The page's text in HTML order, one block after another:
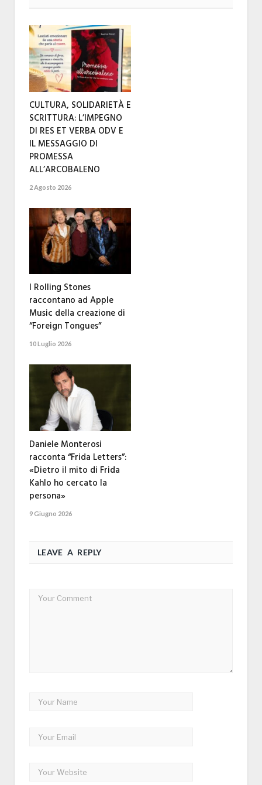
CULTURA, SOLIDARIETÀ E
SCRITTURA: L’IMPEGNO
DI RES ET VERBA ODV E
IL MESSAGGIO DI
PROMESSA
ALL’ARCOBALENO
2 Agosto 2026
I Rolling Stones
raccontano ad Apple
Music della creazione di
“Foreign Tongues”
10 Luglio 2026
Daniele Monterosi
racconta “Frida Letters”:
«Dietro il mito di Frida
Kahlo ho cercato la
persona»
9 Giugno 2026
LEAVE A REPLY